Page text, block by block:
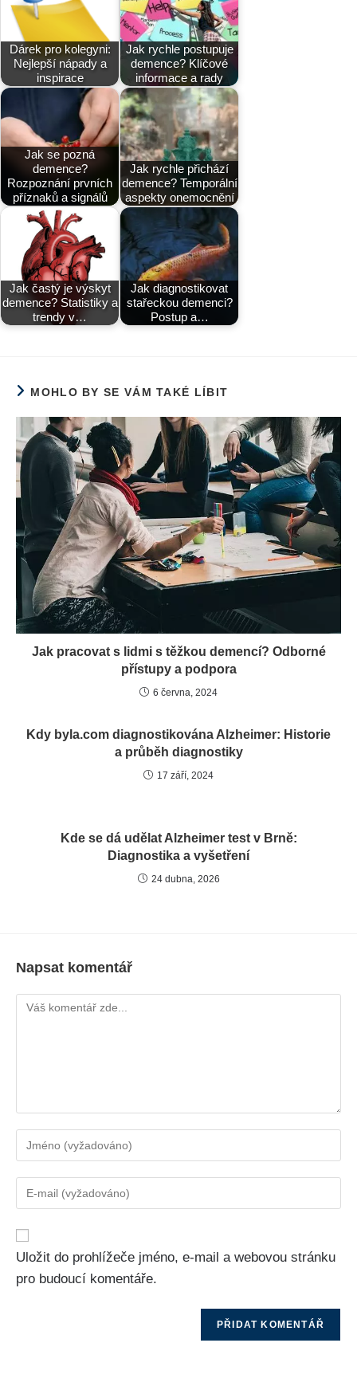
Dárek pro kolegyni:
Nejlepší nápady a
inspirace
Jak rychle postupuje
demence? Klíčové
informace a rady
Jak se pozná
demence?
Rozpoznání prvních
příznaků a signálů
Jak rychle přichází
demence? Temporální
aspekty onemocnění
Jak častý je výskyt
demence? Statistiky a
trendy v…
Jak diagnostikovat
stařeckou demenci?
Postup a…
MOHLO BY SE VÁM TAKÉ LÍBIT
Jak pracovat s lidmi s těžkou demencí? Odborné
přístupy a podpora
6 června, 2024
Kdy byla.com diagnostikována Alzheimer: Historie
a průběh diagnostiky
17 září, 2024
Kde se dá udělat Alzheimer test v Brně:
Diagnostika a vyšetření
24 dubna, 2026
Napsat komentář
Uložit do prohlížeče jméno, e-mail a webovou stránku
pro budoucí komentáře.